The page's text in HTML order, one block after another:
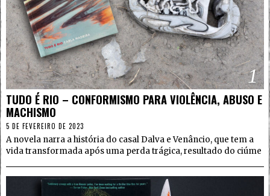
1
TUDO É RIO – CONFORMISMO PARA VIOLÊNCIA, ABUSO E
MACHISMO
5 DE FEVEREIRO DE 2023
A novela narra a história do casal Dalva e Venâncio, que tem a
vida transformada após uma perda trágica, resultado do ciúme